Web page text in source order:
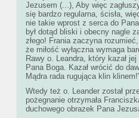
Jezusem (...), Aby więc
się bardzo regularna, ścisła,
nie takie wprost z serca do
był dotąd bliski i obecny nagle
złego! Frania zaczyna
że miłość wyłączna wymaga
Rawy o. Leandra, który kazał
Pana Boga. Kazał wrócić do
Mądra rada rugująca klin
Wtedy też o. Leander został
pożegnanie otrzymała
duchowego obrazek Pana